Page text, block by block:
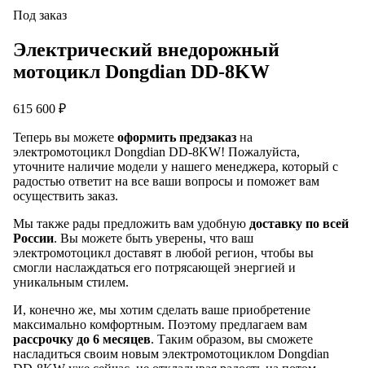
Под заказ
Электрический внедорожный
мотоцикл Dongdian DD-8KW
615 600 ₽
Теперь вы можете оформить предзаказ на
электромотоцикл Dongdian DD-8KW! Пожалуйста,
уточните наличие модели у нашего менеджера, который с
радостью ответит на все ваши вопросы и поможет вам
осуществить заказ.
Мы также рады предложить вам удобную доставку по всей
России. Вы можете быть уверены, что ваш
электромотоцикл доставят в любой регион, чтобы вы
смогли наслаждаться его потрясающей энергией и
уникальным стилем.
И, конечно же, мы хотим сделать ваше приобретение
максимально комфортным. Поэтому предлагаем вам
рассрочку до 6 месяцев. Таким образом, вы сможете
насладиться своим новым электромотоциклом Dongdian